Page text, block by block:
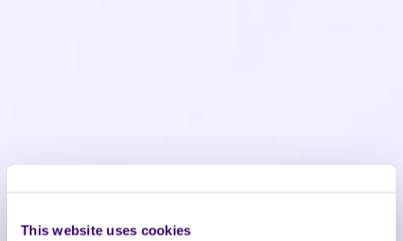
This website uses cookies